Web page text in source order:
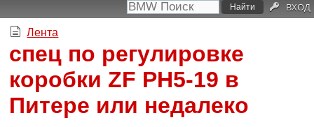
ВХОД
Лента
спец по регулировке
коробки ZF PH5-19 в
Питере или недалеко